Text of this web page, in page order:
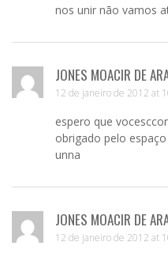
nos unir não vamos
JONES MOACIR DE
12 de janeiro de 2012 at
espero que
obrigado pelo
unna
JONES MOACIR DE
12 de janeiro de 2012 at